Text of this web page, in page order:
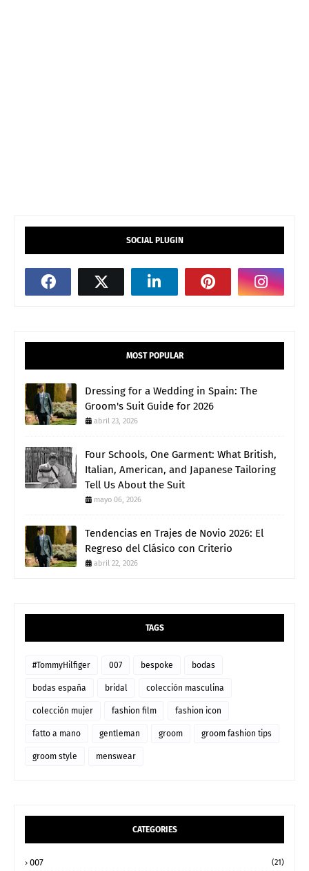
SOCIAL PLUGIN
MOST POPULAR
Dressing for a Wedding in Spain: The
Groom's Suit Guide for 2026
abril 23, 2026
Four Schools, One Garment: What British,
Italian, American, and Japanese Tailoring
Tell Us About the Suit
mayo 06, 2026
Tendencias en Trajes de Novio 2026: El
Regreso del Clásico con Criterio
abril 22, 2026
TAGS
#TommyHilfiger 007 bespoke bodas
bodas españa bridal colección masculina
colección mujer fashion film fashion icon
fatto a mano gentleman groom groom fashion tips
groom style menswear
CATEGORIES
007 (21)